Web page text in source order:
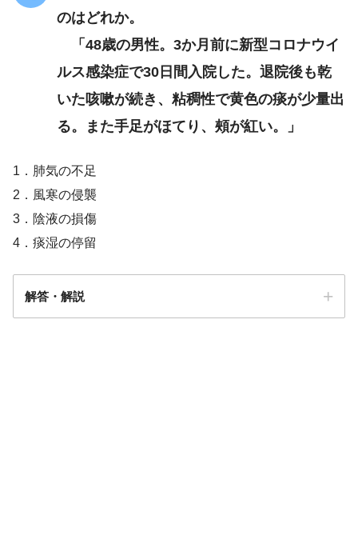
のはどれか。
「48歳の男性。3か月前に新型コロナウイ
ルス感染症で30日間入院した。退院後も乾
いた咳嗽が続き、粘稠性で黄色の痰が少量出
る。また手足がほてり、頰が紅い。」
1．肺気の不足
2．風寒の侵襲
3．陰液の損傷
4．痰湿の停留
解答・解説